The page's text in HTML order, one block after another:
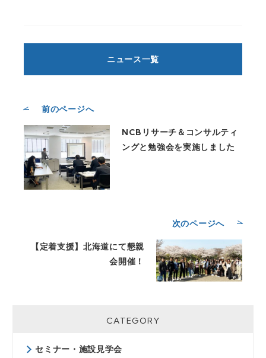
ニュース一覧
前のページへ
NCBリサーチ＆コンサルティ
ングと勉強会を実施しました
次のページへ
【定着支援】北海道にて懇親
会開催！
CATEGORY
セミナー・施設見学会